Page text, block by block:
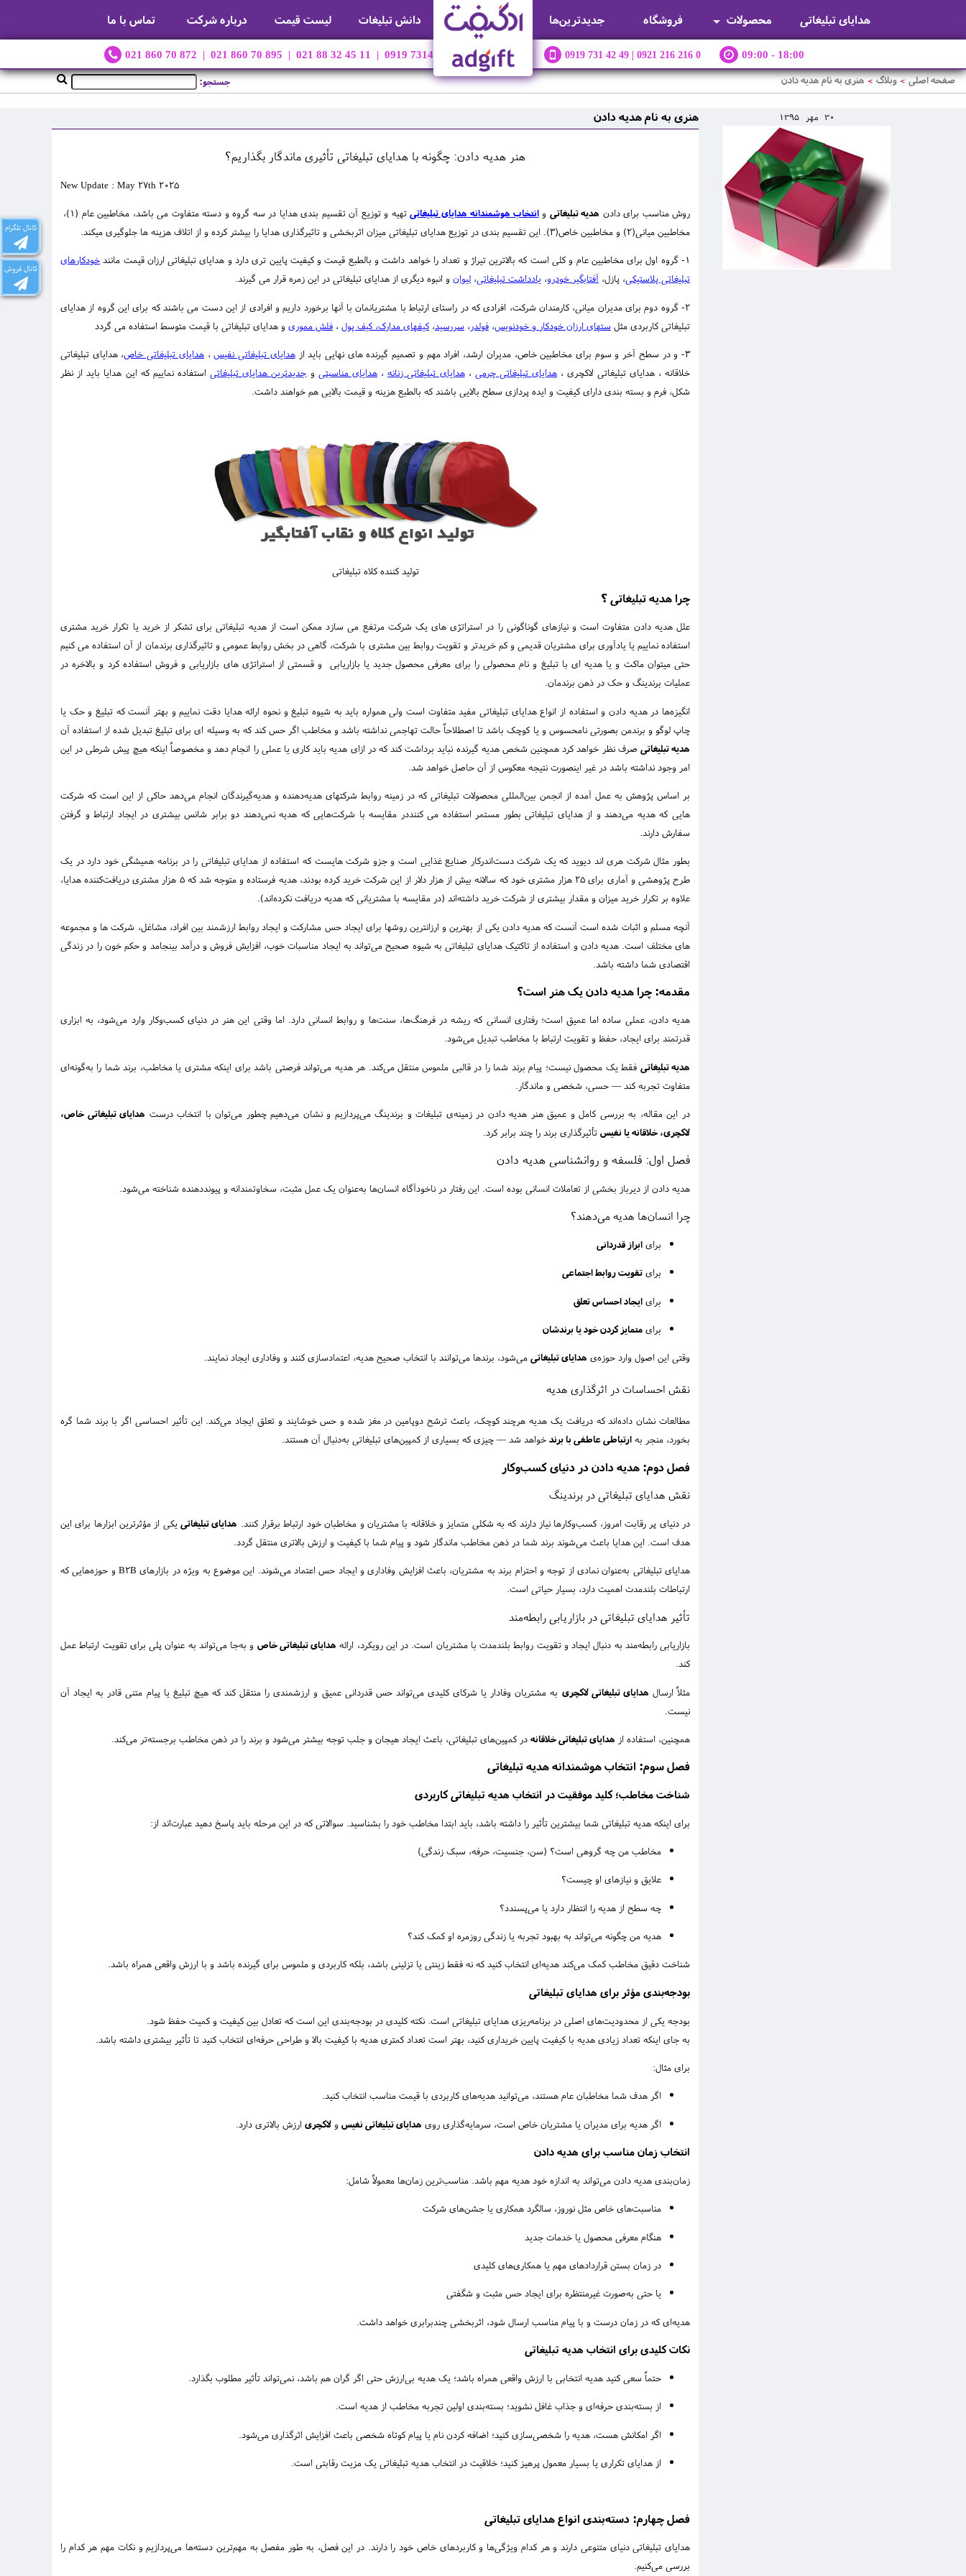
هدایای تبلیغاتی محصولات فروشگاه جديدترين‌ها دانش تبلیغات لیست قیمت درباره شرکت تماس با ما
021 860 70 872 | 021 860 70 895 | 021 88 32 45 11 | 0919 7314249 09:00 - 18:00
0919 731 42 49 | 0921 216 216 0
کانال تلگرام
کانال فروش
جستجو: صفحه اصلی > وبلاگ > هنری به نام هدیه دادن‌
30 مهر 1395 هنری به نام هدیه دادن‌
هنر هدیه دادن: چگونه با هدایای تبلیغاتی تأثیری ماندگار بگذاریم؟
New Update : May 27th 2025
روش مناسب برای دادن هدیه تبلیغاتی وانتخاب هوشمندانه هدایای تبلیغاتی
تهیه و توزیع آن تقسیم بندی هدایا در سه گروه و دسته متفاوت می باشد، مخاطبین عام (1)،
مخاطبین میانی(2) و مخاطبین خاص(3). این تقسیم بندی در توزیع هدایای تبلیغاتی میزان اثربخشی و تاثیرگذاری هدایا را بیشتر کرده و از اتلاف هزینه ها جلوگیری میکند.
1- گروه اول برای مخاطبین عام و کلی است که بالاترین تیراژ و تعداد را خواهد داشت و بالطبع قیمت و کیفیت پایین تری دارد و هدایای تبلیغاتی ارزان قیمت مانند
خودکارهای
تبلیغاتی پلاستیکی، پازل، آفتابگیر خودرو، یادداشت تبلیغاتی، لیوان و انبوه دیگری از هدایای تبلیغاتی در این زمره قرار می گیرند.
2- گروه دوم برای مدیران میانی، کارمندان شرکت، افرادی که در راستای ارتباط با مشتریانمان با آنها برخورد داریم و افرادی از این دست می باشند که برای این گروه از هدایای
تبلیغاتی کاربردی مثل ستهای ارزان خودکار و خودنویس، فولدر، سررسید، کیفهای مدارک، کیف پول ، فلش مموری و هدایای تبلیغاتی با قیمت متوسط استفاده می گردد
3- و در سطح آخر و سوم برای مخاطبین خاص، مدیران ارشد، افراد مهم و تصمیم گیرنده های نهایی باید از
هدایای تبلیغاتی نفیس،هدایای تبلیغاتی خاص، هدایای تبلیغاتی
خلاقانه ، هدایای تبلیغاتی لاکچری ، هدایای تبلیغاتی چرمی ،هدایای تبلیغاتی زنانه،هدایای مناسبتی و جدیدترین هدایای تبلیغاتی استفاده نماییم که این هدایا باید از نظر
شکل، فرم و بسته بندی دارای کیفیت و ایده پردازی سطح بالایی باشند که بالطبع هزینه و قیمت بالایی هم خواهند داشت.
تولید کننده کلاه تبلیغاتی
چرا هدیه تبلیغاتی ؟
علل هدیه دادن متفاوت است و نیازهای گوناگونی را در استراتژی های یک شرکت مرتفع می سازد ممکن است از هدیه تبلیغاتی برای تشکر از خرید یا تکرار خرید مشتری
استفاده نماییم یا یادآوری برای مشتریان قدیمی و کم خریدتر و تقویت روابط بین مشتری با شرکت، گاهی در بخش روابط عمومی و تاثیرگذاری برندمان از آن استفاده می کنیم
حتی میتوان ماکت و یا هدیه ای با تبلیغ و نام محصولی را برای معرفی محصول جدید یا بازاریابی و قسمتی از استراتژی های بازاریابی و فروش استفاده کرد و بالاخره در
عملیات برندینگ و حک در ذهن برندمان.
انگیزه‌ها در هدیه دادن‌ و استفاده از انواع هدایای تبلیغاتی مفید متفاوت است ولی همواره باید به شیوه تبلیغ و نحوه ارائه هدایا دقت نماییم و بهتر آنست که تبلیغ و حک یا
چاپ لوگو و برندمن بصورتی نامحسوس و یا کوچک باشد تا اصطلاحاً حالت تهاجمی نداشته باشد و مخاطب اگر حس کند که به وسیله ای برای تبلیغ تبدیل شده از استفاده آن
هدیه تبلیغاتی صرف نظر خواهد کرد همچنین شخص هدیه گیرنده نباید برداشت کند که در ازای هدیه باید کاری یا عملی را انجام دهد و مخصوصاً اینکه هیچ پیش شرطی در این
امر وجود نداشته باشد در غیر اینصورت نتیجه معکوس از آن حاصل خواهد شد.
بر اساس پژوهش به عمل آمده از انجمن بین‌المللی محصولات تبلیغاتی که در زمینه روابط شرکتهای هدیه‌دهنده و هدیه‌گیرندگان انجام می‌‌دهد حاکی از این است که شرکت
هایی که هدیه می‌‌دهند و از هدایای تبلیغاتی بطور مستمر استفاده می کننددر مقایسه با شرکت‌هایی که هدیه نمی‌‌دهند دو برابر شانس بیشتری در ایجاد ارتباط و گرفتن
سفارش دارند.
بطور مثال شرکت هری اند دیوید که یک شرکت دست‌اندرکار صنایع غذایی است و جزو شرکت هایست که استفاده از هدایای تبلیغاتی را در برنامه همیشگی خود دارد در یک
طرح پژوهشی و آماری برای 25 هزار مشتری خود که سالانه بیش از هزار دلار از این شرکت خرید کرده بودند، هدیه فرستاده و متوجه شد که 5 هزار مشتری دریافت‌کننده هدایا،
علاوه بر تکرار خرید میزان و مقدار بیشتری از شرکت خرید داشته‌اند (در مقایسه با مشتریانی که هدیه دریافت نکرده‌اند‌).
آنچه مسلم و اثبات شده است آنست که هدیه دادن یکی از بهترین و ارزانترین روشها برای ایجاد حس مشارکت و ایجاد روابط ارزشمند بین افراد، مشاغل، شرکت ها و مجموعه
های مختلف است. هدیه دادن و استفاده از تاکتیک هدایای تبلیغاتی به شیوه صحیح می‌‌تواند به ایجاد مناسبات خوب، افزایش فروش و درآمد بینجامد و حکم خون را در زندگی
اقتصادی شما داشته باشد.
مقدمه: چرا هدیه دادن یک هنر است؟
هدیه دادن، عملی ساده اما عمیق است؛ رفتاری انسانی که ریشه در فرهنگ‌ها، سنت‌ها و روابط انسانی دارد. اما وقتی این هنر در دنیای کسب‌وکار وارد می‌شود، به ابزاری
قدرتمند برای ایجاد، حفظ و تقویت ارتباط با مخاطب تبدیل می‌شود.
هدیه تبلیغاتی فقط یک محصول نیست؛ پیام برند شما را در قالبی ملموس منتقل می‌کند. هر هدیه می‌تواند فرصتی باشد برای اینکه مشتری یا مخاطب، برند شما را به‌گونه‌ای
متفاوت تجربه کند — حسی، شخصی و ماندگار.
در این مقاله، به بررسی کامل و عمیق هنر هدیه دادن در زمینه‌ی تبلیغات و برندینگ می‌پردازیم و نشان می‌دهیم چطور می‌توان با انتخاب درست هدایای تبلیغاتی خاص،
لاکچری، خلاقانه یا نفیس تأثیرگذاری برند را چند برابر کرد.
فصل اول: فلسفه و روانشناسی هدیه دادن
هدیه دادن از دیرباز بخشی از تعاملات انسانی بوده است. این رفتار در ناخودآگاه انسان‌ها به‌عنوان یک عمل مثبت، سخاوتمندانه و پیونددهنده شناخته می‌شود.
چرا انسان‌ها هدیه می‌دهند؟
برای ابراز قدردانی
برای تقویت روابط اجتماعی
برای ایجاد احساس تعلق
برای متمایز کردن خود یا برندشان
وقتی این اصول وارد حوزه‌ی هدایای تبلیغاتی می‌شود، برندها می‌توانند با انتخاب صحیح هدیه، اعتمادسازی کنند و وفاداری ایجاد نمایند.
نقش احساسات در اثرگذاری هدیه
مطالعات نشان داده‌اند که دریافت یک هدیه هرچند کوچک، باعث ترشح دوپامین در مغز شده و حس خوشایند و تعلق ایجاد می‌کند. این تأثیر احساسی اگر با برند شما گره
بخورد، منجر به ارتباطی عاطفی با برند خواهد شد — چیزی که بسیاری از کمپین‌های تبلیغاتی به‌دنبال آن هستند.
فصل دوم: هدیه دادن در دنیای کسب‌وکار
نقش هدایای تبلیغاتی در برندینگ
در دنیای پر رقابت امروز، کسب‌وکارها نیاز دارند که به شکلی متمایز و خلاقانه با مشتریان و مخاطبان خود ارتباط برقرار کنند. هدایای تبلیغاتییکی از مؤثرترین ابزارها برای این
هدف است. این هدایا باعث می‌شوند برند شما در ذهن مخاطب ماندگار شود و پیام شما با کیفیت و ارزش بالاتری منتقل گردد.
هدایای تبلیغاتی به‌عنوان نمادی از توجه و احترام برند به مشتریان، باعث افزایش وفاداری و ایجاد حس اعتماد می‌شوند. این موضوع به ویژه در بازارهای B2B و حوزه‌هایی که
ارتباطات بلندمدت اهمیت دارد، بسیار حیاتی است.
تأثیر هدایای تبلیغاتی در بازاریابی رابطه‌مند
بازاریابی رابطه‌مند به دنبال ایجاد و تقویت روابط بلندمدت با مشتریان است. در این رویکرد، ارائه هدایای تبلیغاتی خاص و به‌جا می‌تواند به عنوان پلی برای تقویت ارتباط عمل
کند.
مثلاً ارسال هدایای تبلیغاتی لاکچری به مشتریان وفادار یا شرکای کلیدی می‌تواند حس قدردانی عمیق و ارزشمندی را منتقل کند که هیچ تبلیغ یا پیام متنی قادر به ایجاد آن
نیست.
همچنین، استفاده از هدایای تبلیغاتی خلاقانه در کمپین‌های تبلیغاتی، باعث ایجاد هیجان و جلب توجه بیشتر می‌شود و برند را در ذهن مخاطب برجسته‌تر می‌کند.
فصل سوم: انتخاب هوشمندانه هدیه تبلیغاتی
شناخت مخاطب؛ کلید موفقیت در انتخاب هدیه تبلیغاتی کاربردی
برای اینکه هدیه تبلیغاتی شما بیشترین تأثیر را داشته باشد، باید ابتدا مخاطب خود را بشناسید. سوالاتی که در این مرحله باید پاسخ دهید عبارت‌اند از:
مخاطب من چه گروهی است؟ (سن، جنسیت، حرفه، سبک زندگی)
علایق و نیازهای او چیست؟
چه سطح از هدیه را انتظار دارد یا می‌پسندد؟
هدیه من چگونه می‌تواند به بهبود تجربه یا زندگی روزمره او کمک کند؟
شناخت دقیق مخاطب کمک می‌کند هدیه‌ای انتخاب کنید که نه فقط زینتی یا تزئینی باشد، بلکه کاربردی و ملموس برای گیرنده باشد و با ارزش واقعی همراه باشد.
بودجه‌بندی مؤثر برای هدایای تبلیغاتی
بودجه یکی از محدودیت‌های اصلی در برنامه‌ریزی هدایای تبلیغاتی است. نکته کلیدی در بودجه‌بندی این است که تعادل بین کیفیت و کمیت حفظ شود.
به جای اینکه تعداد زیادی هدیه با کیفیت پایین خریداری کنید، بهتر است تعداد کمتری هدیه با کیفیت بالا و طراحی حرفه‌ای انتخاب کنید تا تأثیر بیشتری داشته باشد.
برای مثال:
اگر هدف شما مخاطبان عام هستند، می‌توانید هدیه‌های کاربردی با قیمت مناسب انتخاب کنید.
اگر هدیه برای مدیران یا مشتریان خاص است، سرمایه‌گذاری روی هدایای تبلیغاتی نفیس و لاکچری ارزش بالاتری دارد.
انتخاب زمان مناسب برای هدیه دادن
زمان‌بندی هدیه دادن می‌تواند به اندازه خود هدیه مهم باشد. مناسب‌ترین زمان‌ها معمولاً شامل:
مناسبت‌های خاص مثل نوروز، سالگرد همکاری یا جشن‌های شرکت
هنگام معرفی محصول یا خدمات جدید
در زمان بستن قراردادهای مهم یا همکاری‌های کلیدی
یا حتی به‌صورت غیرمنتظره برای ایجاد حس مثبت و شگفتی
هدیه‌ای که در زمان درست و با پیام مناسب ارسال شود، اثربخشی چندبرابری خواهد داشت.
نکات کلیدی برای انتخاب هدیه تبلیغاتی
حتماً سعی کنید هدیه انتخابی با ارزش واقعی همراه باشد؛ یک هدیه بی‌ارزش حتی اگر گران هم باشد، نمی‌تواند تأثیر مطلوب بگذارد.
از بسته‌بندی حرفه‌ای و جذاب غافل نشوید؛ بسته‌بندی اولین تجربه مخاطب از هدیه است.
اگر امکانش هست، هدیه را شخصی‌سازی کنید؛ اضافه کردن نام یا پیام کوتاه شخصی باعث افزایش اثرگذاری می‌شود.
از هدایای تکراری یا بسیار معمول پرهیز کنید؛ خلاقیت در انتخاب هدیه تبلیغاتی یک مزیت رقابتی است.
فصل چهارم: دسته‌بندی انواع هدایای تبلیغاتی
هدایای تبلیغاتی دنیای متنوعی دارند و هر کدام ویژگی‌ها و کاربردهای خاص خود را دارند. در این فصل، به طور مفصل به مهم‌ترین دسته‌ها می‌پردازیم و نکات مهم هر کدام را
بررسی می‌کنیم.